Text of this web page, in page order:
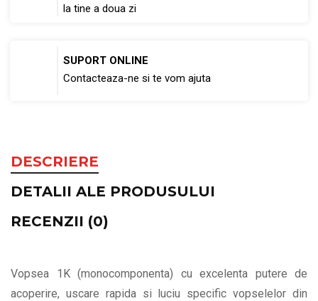
la tine a doua zi
SUPORT ONLINE
Contacteaza-ne si te vom ajuta
DESCRIERE
DETALII ALE PRODUSULUI
RECENZII (0)
Vopsea 1K (monocomponenta) cu excelenta putere de
acoperire, uscare rapida si luciu specific vopselelor din